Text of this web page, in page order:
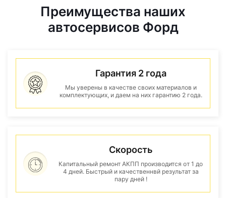
Преимущества наших
автосервисов Форд
Гарантия 2 года
Мы уверены в качестве своих материалов и
комплектующих, и даем на них гарантию 2 года.
Скорость
Капитальный ремонт АКПП производится от 1 до
4 дней. Быстрый и качественнвй результат за
пару дней !